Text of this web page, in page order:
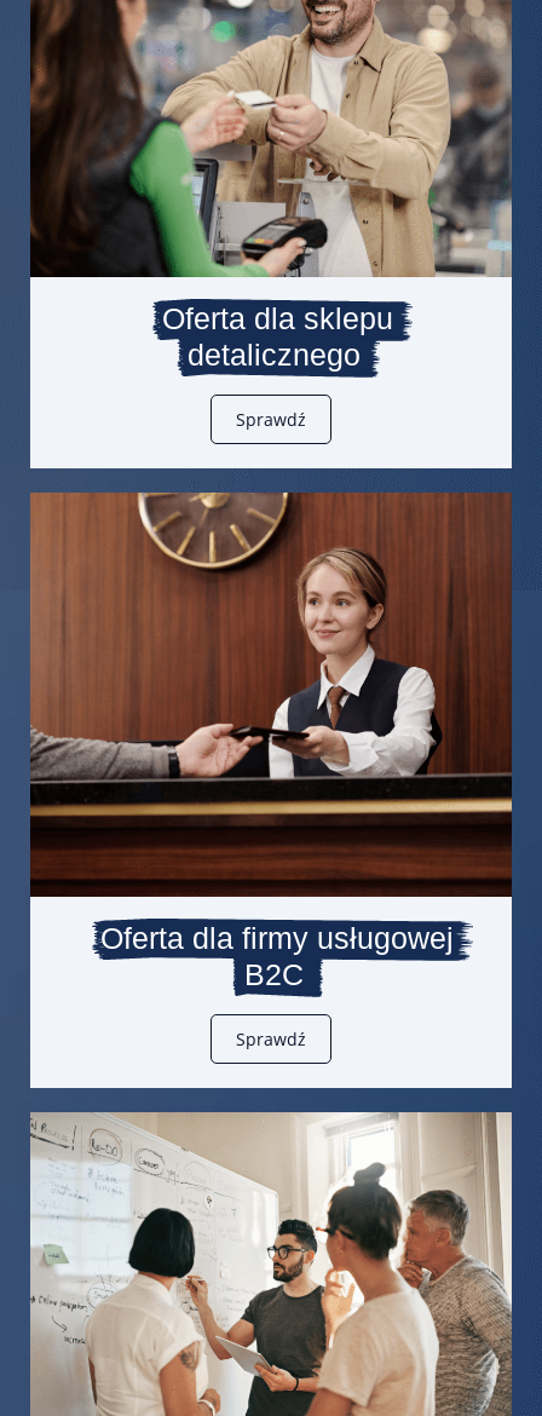
Oferta dla sklepu
detalicznego
Sprawdź
Oferta dla firmy usługowej
B2C
Sprawdź